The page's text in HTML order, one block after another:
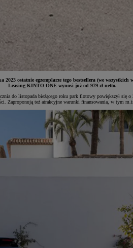
ostatnie egzemplarze tego bestsellera (we
Leasing KINTO ONE wynosi już od 979 zł netto.
do listopada bieżącego roku park flotowy powiększył się
Zaproponują też atrakcyjne warunki finansowania, w tym